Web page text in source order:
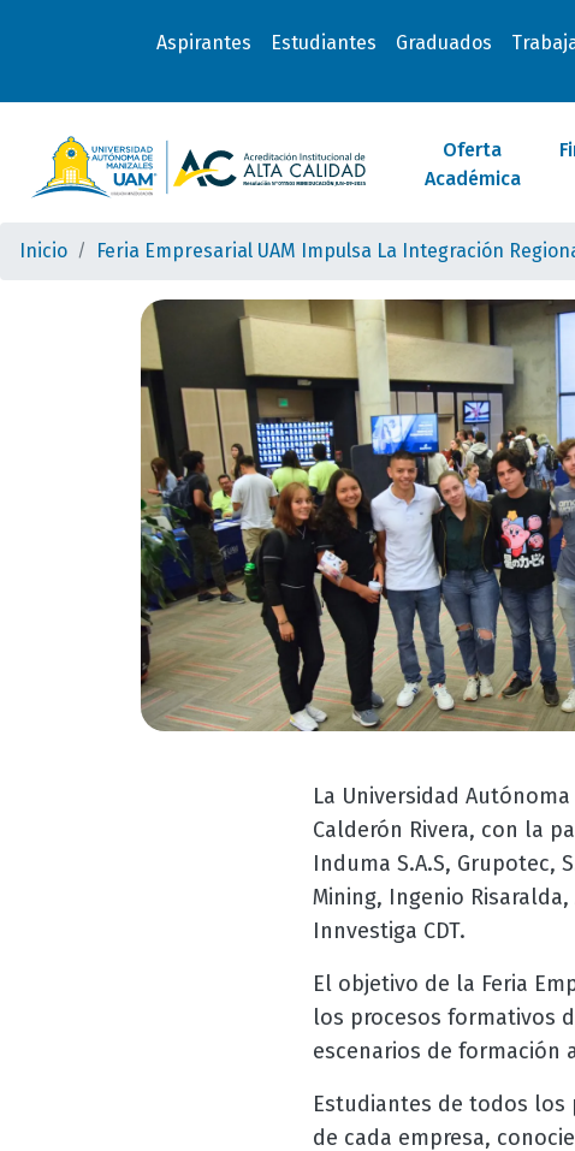
Aspirantes Estudiantes Graduados
Oferta
Académica
Inicio Feria Empresarial UAM Impulsa La Integración
La Universidad
Calderón Rivera, con la
Induma S.A.S, Grupotec,
Mining, Ingenio
Innvestiga CDT.
El objetivo de la Feria
los procesos formativos
escenarios de formación
Estudiantes de todos
de cada empresa,